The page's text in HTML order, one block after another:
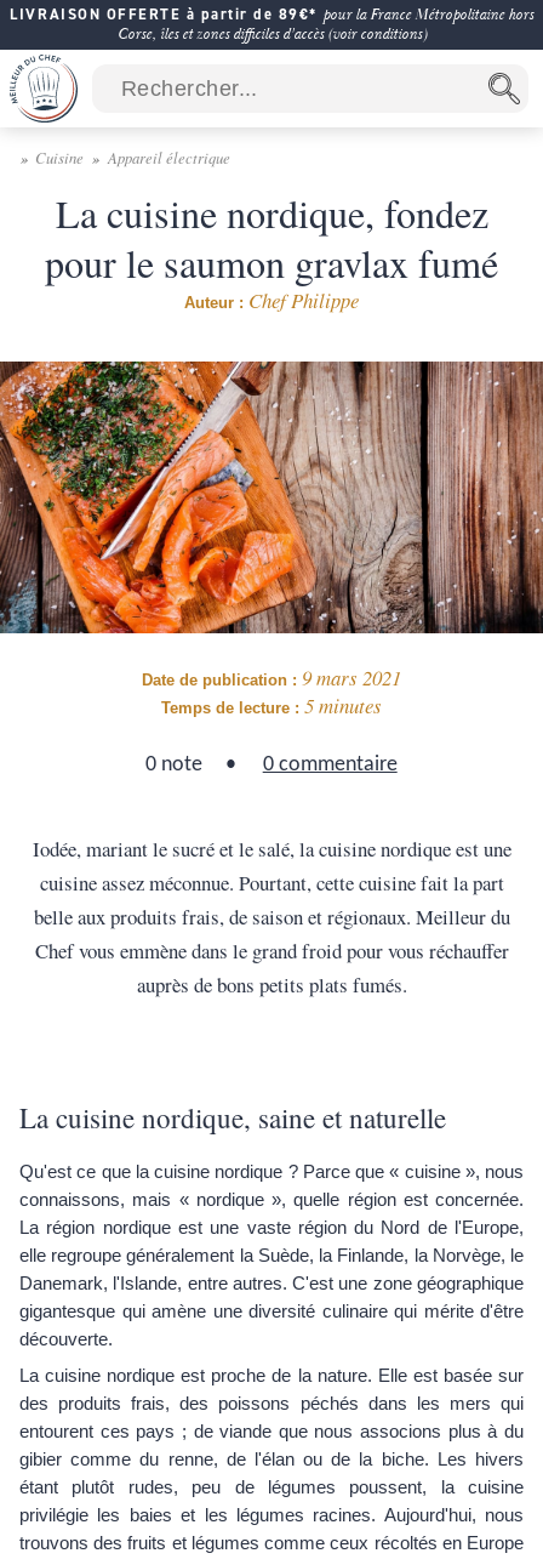
LIVRAISON OFFERTE à partir de 89€* pour la France Métropolitaine hors
Corse, îles et zones difficiles d'accès (voir conditions)
Cuisine Appareil électrique
La cuisine nordique, fondez
pour le saumon gravlax fumé
Iodée, mariant le sucré et le salé, la cuisine nordique est une
cuisine assez méconnue. Pourtant, cette cuisine fait la part
belle aux produits frais, de saison et régionaux. Meilleur du
Chef vous emmène dans le grand froid pour vous réchauffer
auprès de bons petits plats fumés.
La cuisine nordique, saine et naturelle
Qu'est ce que la cuisine nordique ? Parce que « cuisine », nous
connaissons, mais « nordique », quelle région est concernée.
La région nordique est une vaste région du Nord de l'Europe,
elle regroupe généralement la Suède, la Finlande, la Norvège, le
Danemark, l'Islande, entre autres. C'est une zone géographique
gigantesque qui amène une diversité culinaire qui mérite d'être
découverte.
La cuisine nordique est proche de la nature. Elle est basée sur
des produits frais, des poissons péchés dans les mers qui
entourent ces pays ; de viande que nous associons plus à du
gibier comme du renne, de l'élan ou de la biche. Les hivers
étant plutôt rudes, peu de légumes poussent, la cuisine
privilégie les baies et les légumes racines. Aujourd'hui, nous
trouvons des fruits et légumes comme ceux récoltés en Europe
Auteur : Chef Philippe
Date de publication : 9 mars 2021
Temps de lecture : 5 minutes
0 note 0 commentaire